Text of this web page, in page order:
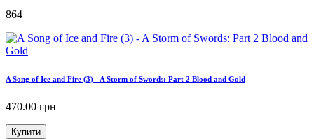
864
A Song of Ice and Fire (3) - A Storm of Swords: Part 2 Blood and Gold
470.00 грн
Купити